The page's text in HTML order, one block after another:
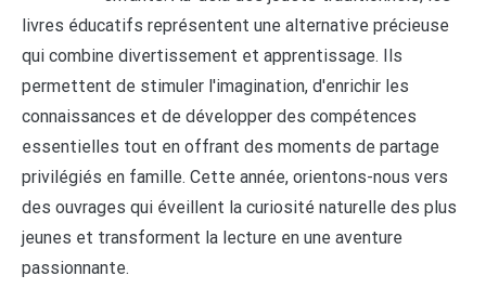
livres éducatifs représentent une alternative précieuse
qui combine divertissement et apprentissage. Ils
permettent de stimuler l'imagination, d'enrichir les
connaissances et de développer des compétences
essentielles tout en offrant des moments de partage
privilégiés en famille. Cette année, orientons-nous vers
des ouvrages qui éveillent la curiosité naturelle des plus
jeunes et transforment la lecture en une aventure
passionnante.